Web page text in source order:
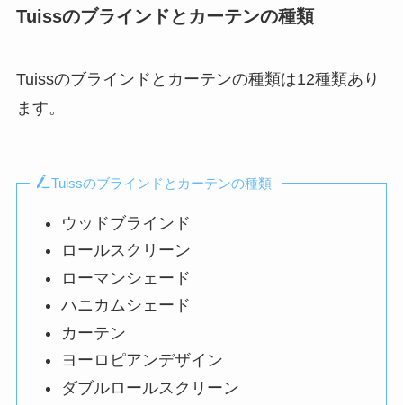
Tuissのブラインドとカーテンの種類
Tuissのブラインドとカーテンの種類は12種類あり
ます。
Tuissのブラインドとカーテンの種類
ウッドブラインド
ロールスクリーン
ローマンシェード
ハニカムシェード
カーテン
ヨーロピアンデザイン
ダブルロールスクリーン